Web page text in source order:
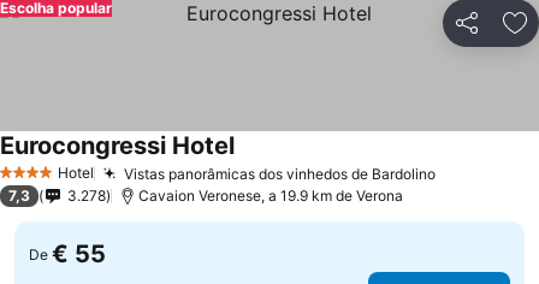
Partilhar
Escolha popular
4 EstrelasHotel Vistas panorâmicas dos vinhedos de BardolinoVer preços
Eurocongressi HotelVer preços
7,3 3.278 Cavaion Veronese, a 19.9 km de Verona
De € 55